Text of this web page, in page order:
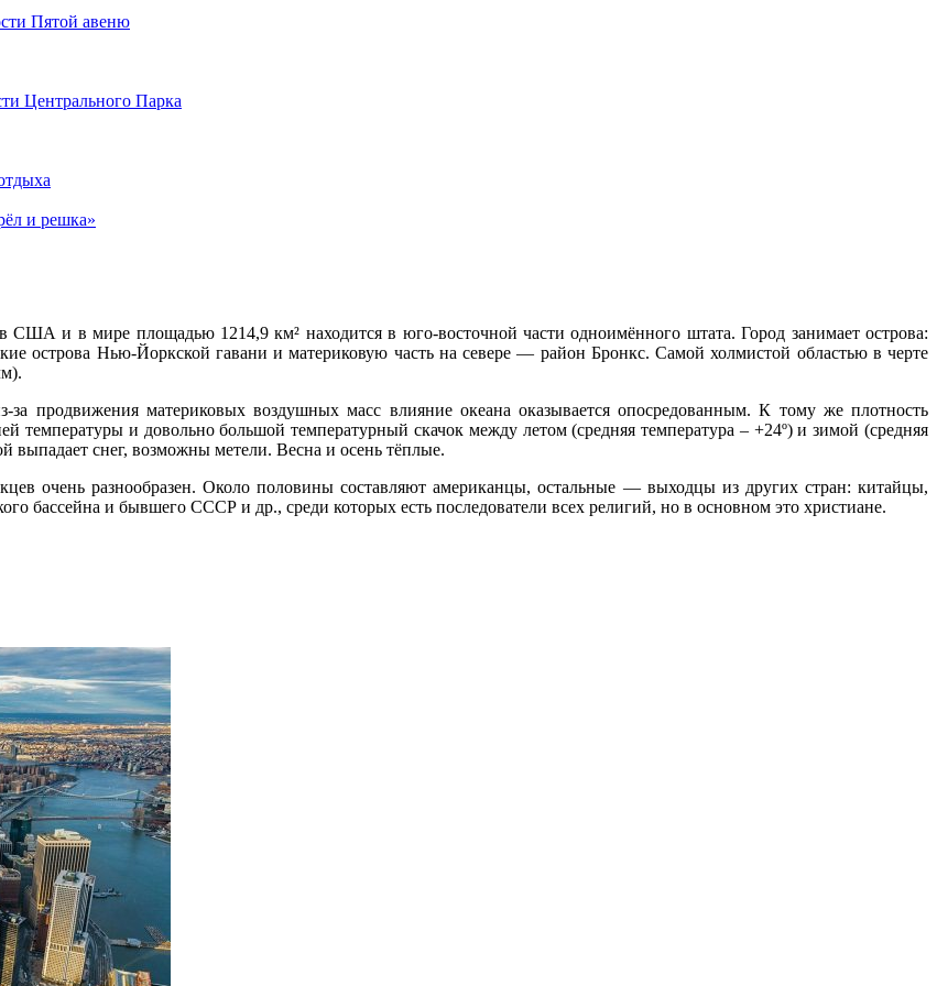
Пятой авеню
Центрального Парка
и решка»
и в мире площадью 1214,9 км² находится в юго-восточной части одноимённого штата. Город занимает острова:
острова Нью-Йоркской гавани и материковую часть на севере — район Бронкс. Самой холмистой областью в черте
продвижения материковых воздушных масс влияние океана оказывается опосредованным. К тому же плотность
температуры и довольно большой температурный скачок между летом (средняя температура – +24º) и зимой (средняя
снег, возможны метели. Весна и осень тёплые.
очень разнообразен. Около половины составляют американцы, остальные — выходцы из других стран: китайцы,
бассейна и бывшего СССР и др., среди которых есть последователи всех религий, но в основном это христиане.